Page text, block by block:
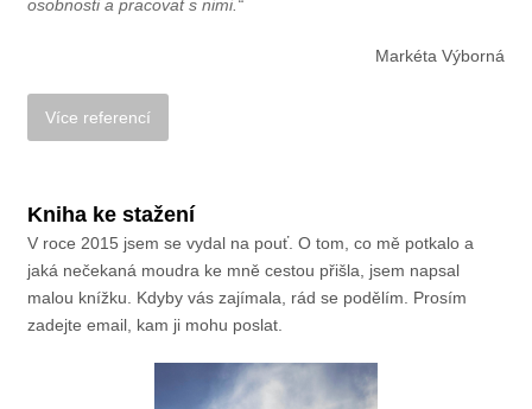
osobnosti a pracovat s nimi.“
Markéta Výborná
Kniha ke stažení
V roce 2015 jsem se vydal na pouť. O tom, co mě potkalo a
jaká nečekaná moudra ke mně cestou přišla, jsem napsal
malou knížku. Kdyby vás zajímala, rád se podělím. Prosím
zadejte email, kam ji mohu poslat.